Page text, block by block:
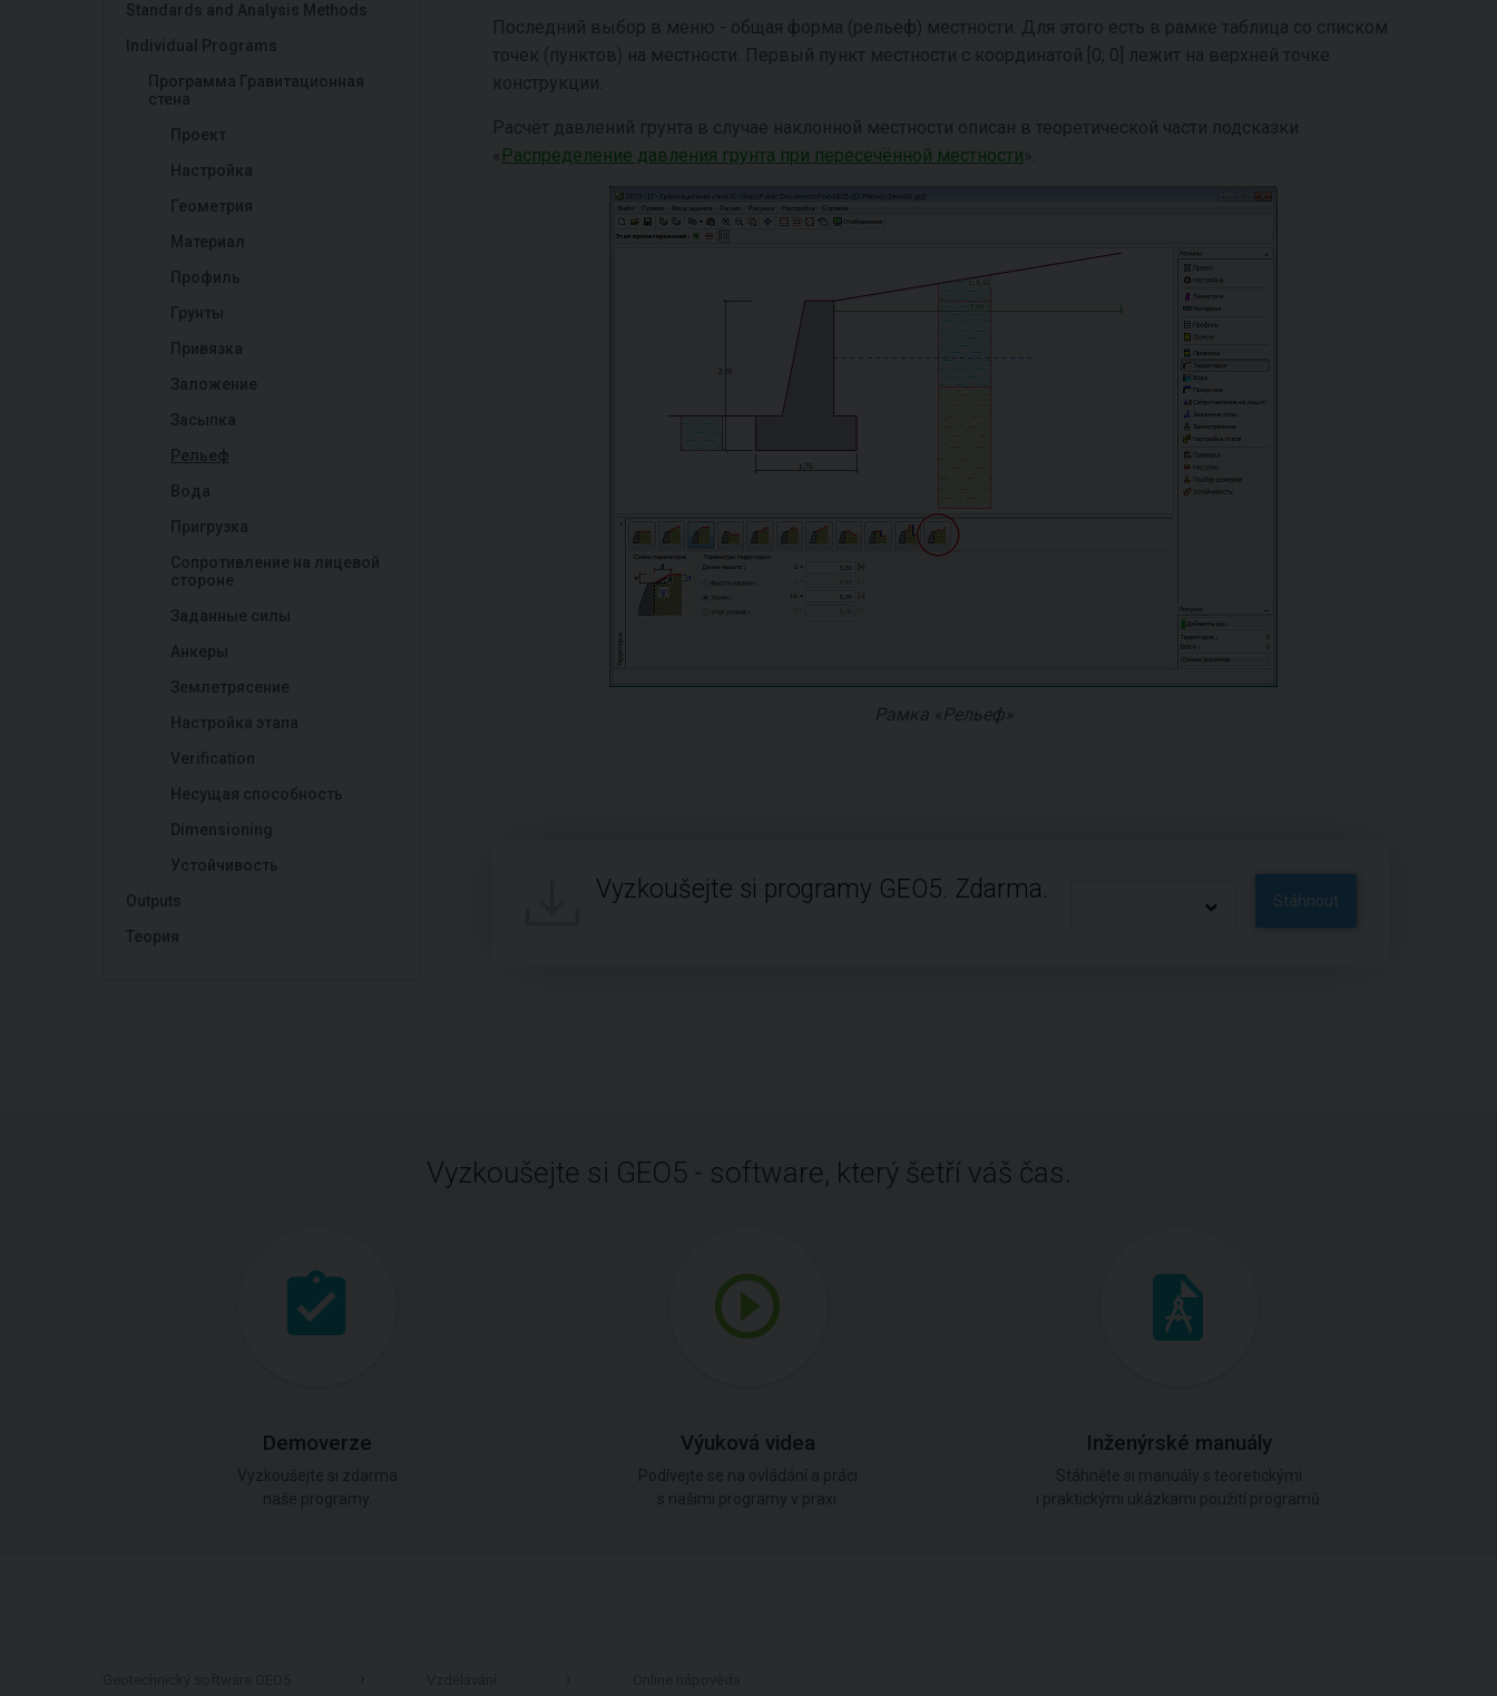
Standards and Analysis Methods
Individual Programs
Программа Гравитационная
стена
Проект
Настройка
Геометрия
Материал
Профиль
Грунты
Привязка
Заложение
Засыпка
Рельеф
Вода
Пригрузка
Сопротивление на лицевой
стороне
Заданные силы
Анкеры
Землетрясение
Настройка этапа
Verification
Несущая способность
Dimensioning
Устойчивость
Outputs
Теория
Последний выбор в меню - общая форма (рельеф) местности. Для этого есть в рамке таблица со списком
точек (пунктов) на местности. Первый пункт местности с координатой [0; 0] лежит на верхней точке
конструкции.
Расчёт давлений грунта в случае наклонной местности описан в теоретической части подсказки
« Распределение давления грунта при пересечённой местности ».
Рамка «Рельеф»
Vyzkoušejte si programy GEO5. Zdarma. Stáhnout
Vyzkoušejte si GEO5 - software, který šetří váš čas.
Demoverze Výuková videa Inženýrské manuály